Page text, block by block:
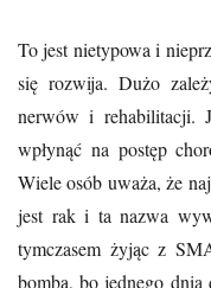
To jest nietypowa i
się rozwija. Dużo
nerwów i rehabilitacji.
wpłynąć na postęp
Wiele osób uważa, że
jest rak i ta nazwa
tymczasem żyjąc z
bombą, bo jednego